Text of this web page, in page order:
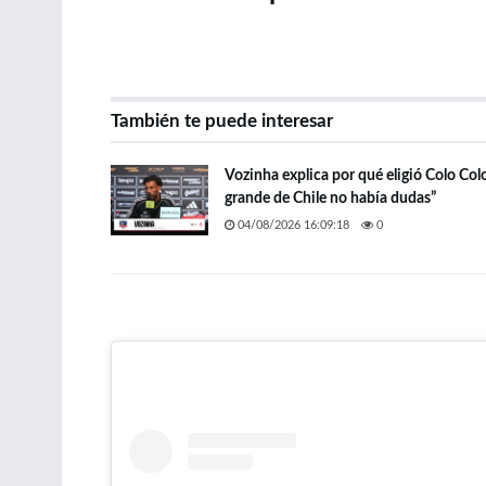
También te puede interesar
Vozinha explica por qué eligió Colo
grande de Chile no había dudas”
04/08/2026 16:09:18 0